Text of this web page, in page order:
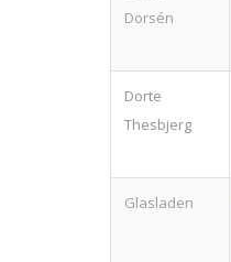
Dorsén
Dorte
Thesbjerg
Glasladen